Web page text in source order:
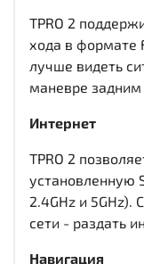
TPRO 2
хода в формате
лучше видеть
маневре
Интернет
TPRO 2
установленную
2.4GHz и 5GHz).
сети - раздать
Навигация